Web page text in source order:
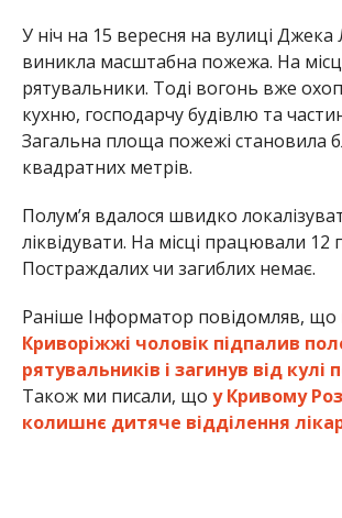
У ніч на 15 вересня на вулиці
виникла масштабна пожежа. На
рятувальники. Тоді вогонь вже
кухню, господарчу будівлю та
Загальна площа пожежі становила
квадратних метрів.
Полум’я вдалося швидко
ліквідувати. На місці працювали 12
Постраждалих чи загиблих немає.
Раніше Інформатор повідомляв, що
Криворіжжі чоловік підпалив
рятувальників і загинув від кулі
Також ми писали, що у Кривому
колишнє дитяче відділення